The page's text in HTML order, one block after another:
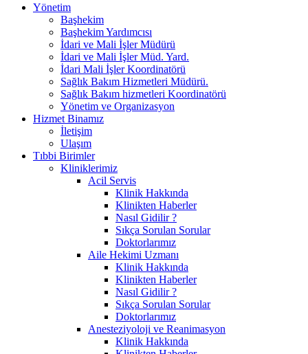
Yönetim
Başhekim
Başhekim Yardımcısı
İdari ve Mali İşler Müdürü
İdari ve Mali İşler Müd. Yard.
İdari Mali İşler Koordinatörü
Sağlık Bakım Hizmetleri Müdürü.
Sağlık Bakım hizmetleri Koordinatörü
Yönetim ve Organizasyon
Hizmet Binamız
İletişim
Ulaşım
Tıbbi Birimler
Kliniklerimiz
Acil Servis
Klinik Hakkında
Klinikten Haberler
Nasıl Gidilir ?
Sıkça Sorulan Sorular
Doktorlarımız
Aile Hekimi Uzmanı
Klinik Hakkında
Klinikten Haberler
Nasıl Gidilir ?
Sıkça Sorulan Sorular
Doktorlarımız
Anesteziyoloji ve Reanimasyon
Klinik Hakkında